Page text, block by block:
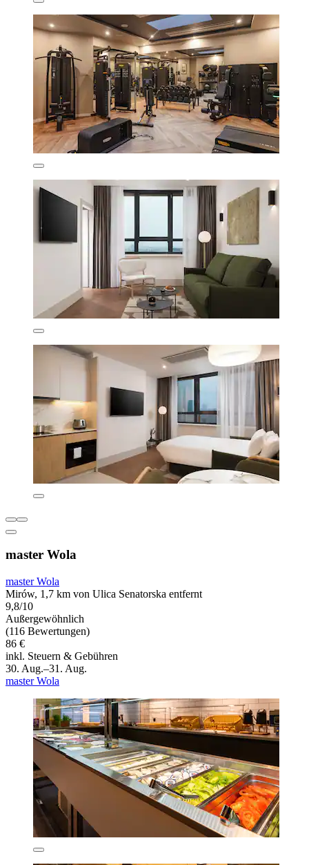
master Wola
master Wola
Mirów, 1,7 km von Ulica Senatorska entfernt
9,8/10
Außergewöhnlich
(116 Bewertungen)
86 €
inkl. Steuern & Gebühren
30. Aug.–31. Aug.
master Wola